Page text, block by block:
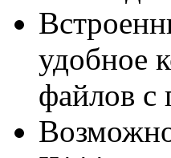
удобное
файлов